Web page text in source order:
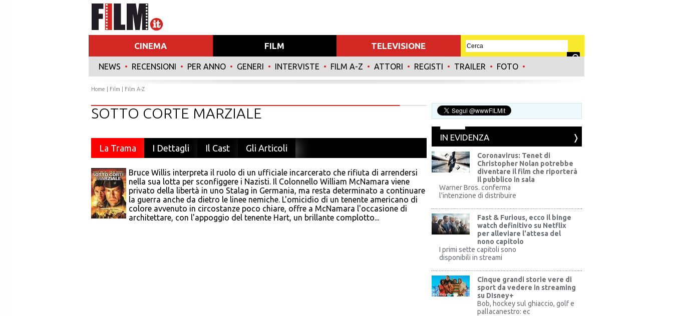
CINEMA FILM TELEVISIONE
NEWS • RECENSIONI • PER ANNO • GENERI • INTERVISTE • FILM A-Z • ATTORI • REGISTI • TRAILER • FOTO •
Home Film Film A-Z
SOTTO CORTE MARZIALE
La Trama I Dettagli Il Cast Gli Articoli
Bruce Willis interpreta il ruolo di un ufficiale incarcerato che rifiuta di arrendersi
nella sua lotta per sconfiggere i Nazisti. Il Colonnello William McNamara viene
privato della libertà in uno Stalag in Germania, ma resta determinato a continuare
la guerra anche da dietro le linee nemiche. L'omicidio di un tenente americano di
colore avvenuto in circostanze poco chiare, offre a McNamara l'occasione di
architettare, con l'appoggio del tenente Hart, un brillante complotto...
IN EVIDENZA
WB
Coronavirus: Tenet di
Christopher Nolan potrebbe
diventare il film che riporterà
il pubblico in sala
Warner Bros. conferma
l'intenzione di distribuire
Fast & Furious, ecco il binge
watch definitivo su Netflix
per alleviare l'attesa del
nono capitolo
I primi sette capitoli sono
disponibili in streami
Disney+
Cinque grandi storie vere di
sport da vedere in streaming
su DIsney+
Bob, hockey sul ghiaccio, golf e
pallacanestro: ec